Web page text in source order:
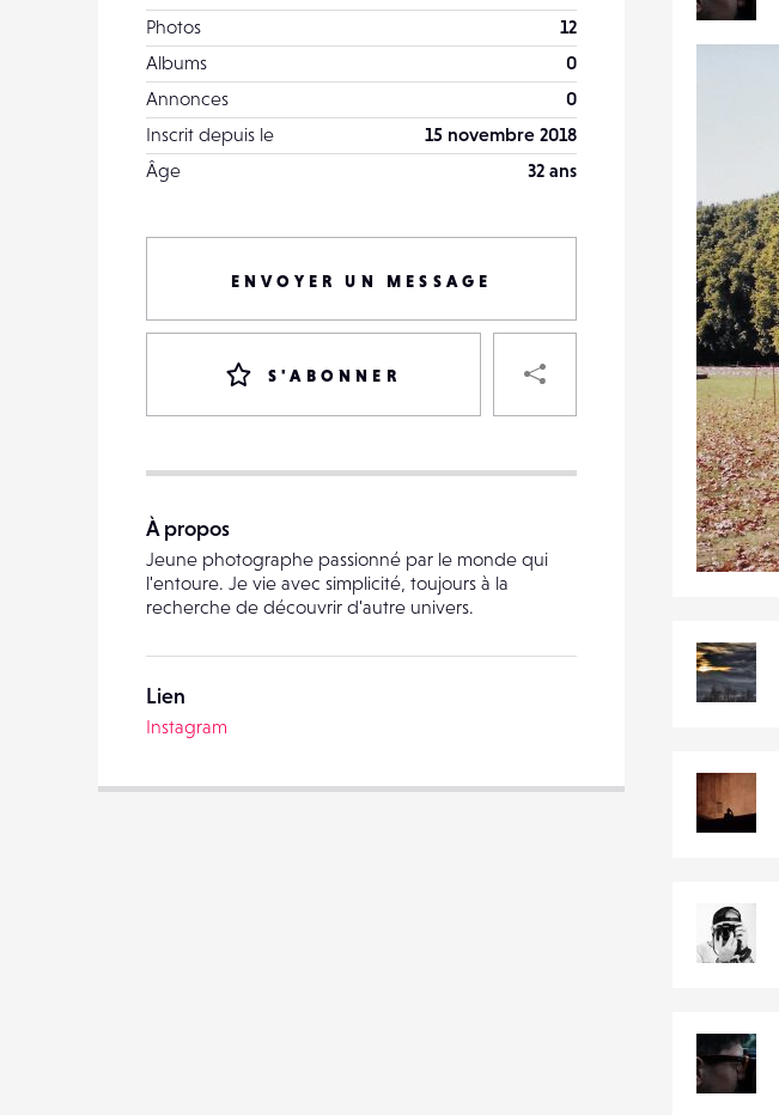
Photos
12
Albums
0
Annonces
0
Inscrit depuis le
15 novembre 2018
Âge
32 ans
ENVOYER UN MESSAGE
S'ABONNER
DESTINATAIRE
DESTINATAIRE
PARTAGER
À propos
Jeune photographe passionné par le monde qui
l'entoure. Je vie avec simplicité, toujours à la
recherche de découvrir d'autre univers.
Lien
Instagram
1